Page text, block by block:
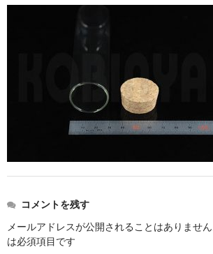
セット
ふた付き
コメントを残す
メールアドレスが公開されることはありません
は必須項目です